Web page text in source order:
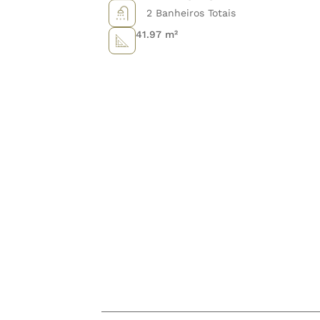
2 Banheiros Totais
41.97 m²